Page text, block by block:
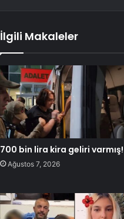
İlgili Makaleler
700 bin lira kira geliri varmış!
Ağustos 7, 2026